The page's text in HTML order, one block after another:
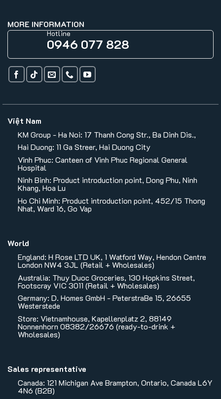
MORE INFORMATION
Hotline
0946 077 828
Việt Nam
KM Group - Ha Noi: 17 Thanh Cong Str., Ba Dinh Dis.,
Hai Duong: 11 Ga Streer, Hai Duong City
Vinh Phuc: Canteen of Vinh Phuc Regional General
Hospital
Ninh Binh: Product introduction point, Dong Phu, Ninh
Khang, Hoa Lu
Ho Chi Minh: Product introduction point, 452/15 Thong
Nhat, Ward 16, Go Vap
World
England: H Rose LTD UK, 1 Watford Way, Hendon Centre
London NW4 3JL (Retail + Wholesales)
Australia: Thuy Duoc Groceries, 130 Hopkins Street,
Footscray VIC 3011 (Retail + Wholesales)
Germany: D. Homes GmbH - PeterstraBe 15, 26655
Westerstede
Store: Vietnamhouse, Kapellenplatz 2, 88149
Nonnenhorn 08382/26676 (ready-to-drink +
Wholesales)
Sales representative
Canada: 121 Michigan Ave Brampton, Ontario, Canada L6Y
4N6 (B2B)